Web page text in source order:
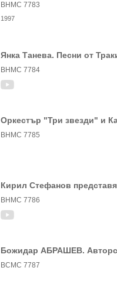
ВНМС 7783
1997
Янка Танева. Песни от
ВНМС 7784
Оркестър "Три звезди" и
ВНМС 7785
Кирил Стефанов
ВНМС 7786
Божидар АБРАШЕВ.
ВСМС 7787